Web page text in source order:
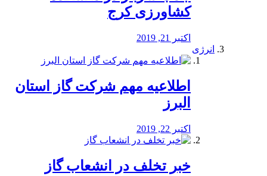
کشاورزی کرج
اکتبر 21, 2019
انرژی
️اطلاعیه مهم شرکت گاز استان
البرز
اکتبر 22, 2019
خبر تخلف در انشعاب گاز